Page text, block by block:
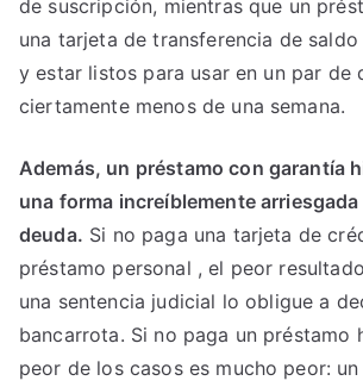
de suscripción, mientras que un
una tarjeta de transferencia de
y estar listos para usar en un par de
ciertamente menos de una semana.
Además, un préstamo con garantía
una forma increíblemente
deuda. Si no paga una tarjeta de
préstamo personal , el peor
una sentencia judicial lo obligue a
bancarrota. Si no paga un préstamo
peor de los casos es mucho peor: